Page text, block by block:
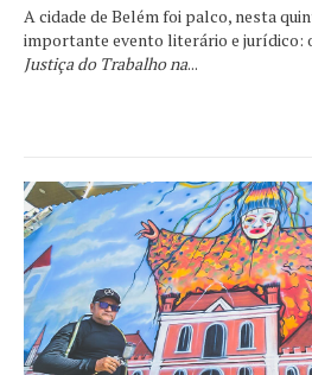
A cidade de Belém foi palco, nesta
importante evento literário e jurídico:
Justiça do Trabalho na...